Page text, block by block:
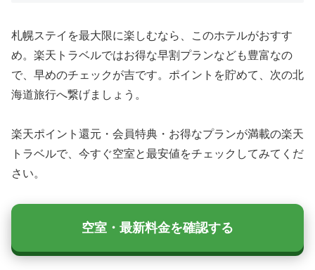
札幌ステイを最大限に楽しむなら、このホテルがおすす
め。楽天トラベルではお得な早割プランなども豊富なの
で、早めのチェックが吉です。ポイントを貯めて、次の北
海道旅行へ繋げましょう。
楽天ポイント還元・会員特典・お得なプランが満載の楽天
トラベルで、今すぐ空室と最安値をチェックしてみてくだ
さい。
空室・最新料金を確認する